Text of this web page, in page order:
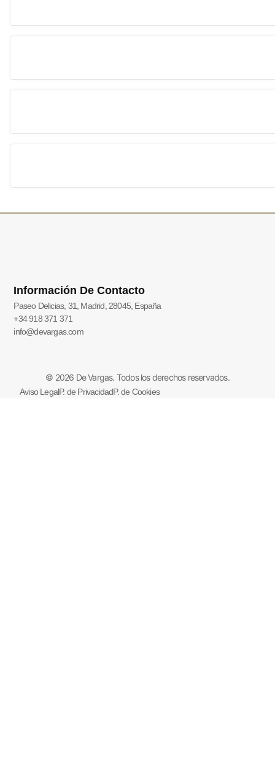
Información De Contacto
Paseo Delicias, 31, Madrid, 28045, España
+34 918 371 371
info@devargas.com
© 2026 De Vargas. Todos los derechos reservados.
Aviso LegalP. de PrivacidadP. de Cookies